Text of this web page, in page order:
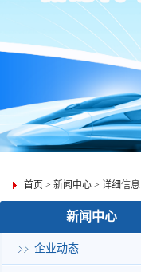
首页 > 新闻中心 > 详细信息
新闻中心
企业动态